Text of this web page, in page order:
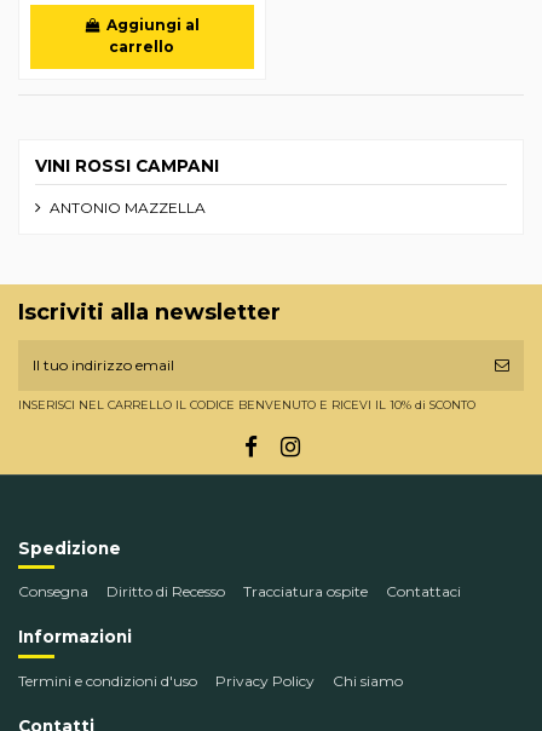
Aggiungi al
carrello
VINI ROSSI CAMPANI
ANTONIO MAZZELLA
Iscriviti alla newsletter
INSERISCI NEL CARRELLO IL CODICE BENVENUTO E RICEVI IL 10% di SCONTO
Spedizione
Consegna Diritto di Recesso Tracciatura ospite Contattaci
Informazioni
Termini e condizioni d'uso Privacy Policy Chi siamo
Contatti